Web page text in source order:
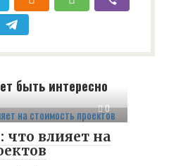
быть интересно
0
что влияет на